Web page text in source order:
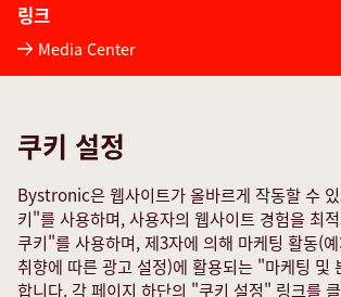
링크
Media Center
Quality policies
서비스 문의 양식
소셜 미디어
쿠키 설정
Bystronic은 웹사이트가 올바르게 작동할 수
키"를 사용하며, 사용자의 웹사이트 경험을 최
쿠키"를 사용하며, 제3자에 의해 마케팅 활동(
취향에 따른 광고 설정)에 활용되는 "마케팅 및
합니다. 각 페이지 하단의 "쿠키 설정" 링크를